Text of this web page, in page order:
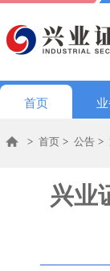
首页
> 首页 > 公告 >
兴业